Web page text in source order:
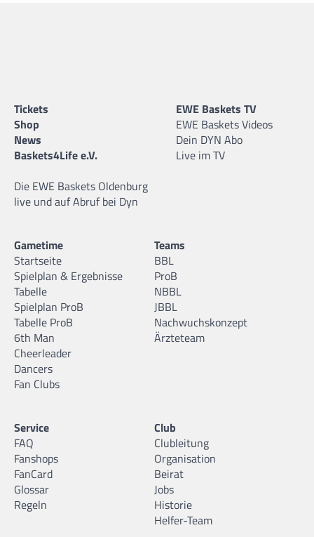
Tickets
Shop
News
Baskets4Life e.V.
Die EWE Baskets Oldenburg
live und auf Abruf bei Dyn
EWE Baskets TV
EWE Baskets Videos
Dein DYN Abo
Live im TV
Gametime
Startseite
Spielplan & Ergebnisse
Tabelle
Spielplan ProB
Tabelle ProB
6th Man
Cheerleader
Dancers
Fan Clubs
Teams
BBL
ProB
NBBL
JBBL
Nachwuchskonzept
Ärzteteam
Service
FAQ
Fanshops
FanCard
Glossar
Regeln
Club
Clubleitung
Organisation
Beirat
Jobs
Historie
Helfer-Team